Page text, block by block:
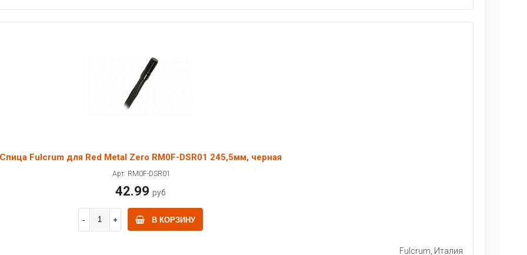
Спица Fulcrum для Red Metal Zero RM0F-DSR01 245,5мм, черная
Арт: RM0F-DSR01
42.99 руб
В КОРЗИНУ
Fulcrum, Италия